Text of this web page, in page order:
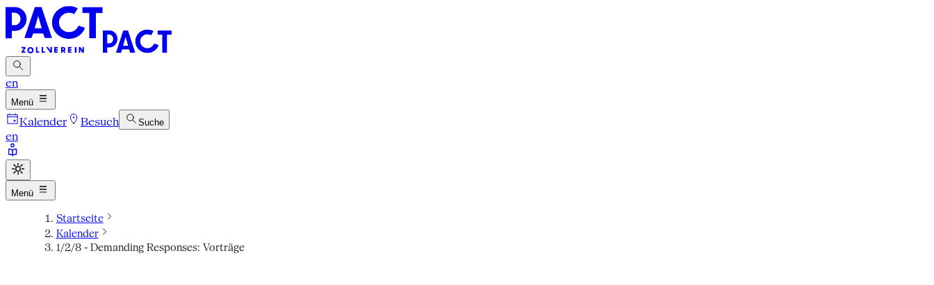
en
Menü
Kalender Besuch Suche
en
Menü
Startseite
Kalender
1/2/8 - Demanding Responses: Vorträge